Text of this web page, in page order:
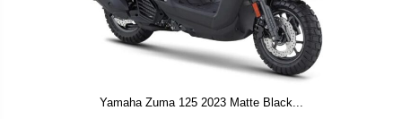
Yamaha Zuma 125 2023 Matte Black...